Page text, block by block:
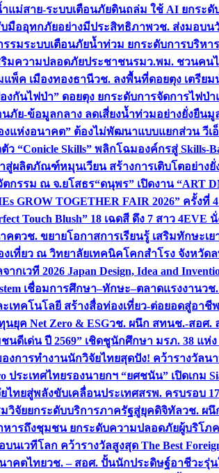
แม่สาย-ระบบเตือนภัยดินถล่ม ใช้ AI ยกระ
มืออุทกภัยอย่างมีประสิทธิภาพวช. ส่งมอบน
รรมระบบเตือนภัยน้ำท่วม ยกระดับการบริห
มความปลอดภัยประชาชนรมว.พม. ชวนคนไ
พ็ค เมืองทองธานีวช. ลงพื้นที่ดอยตุง เตรีย
กันไฟป่า” ดอยตุง ยกระดับการจัดการไฟป่
ภัย-ข้อมูลกลาง ลดเสี่ยงน้ำท่วมอย่างยั่งยืนมู
งแห่งอนาคต” ต้องไม่พัฒนาแบบแยกส่วน วี
ตัว “Conicle Skills” พลิกโฉมองค์กรสู่
าสู่ผลิตภัณฑ์หมุนเวียน สร้างการเติบโตอย่างยั่
กรรม ณ จ.ยโสธร“ดนุพร” เปิดงาน “ART
GROW TOGETHER FAIR 2026” ครั้
Touch Blush” 18 เฉดสี ดึง 7 สาว 4EVE
คตวช. ขยายโอกาสการเรียนรู้ เสริมทักษะเ
งเที่ยว ณ วิทยาลัยเทคนิคโคกสำโรง จังหวัด
กเวที 2026 Japan Design, Idea and
เชื่อมการศึกษา–ทักษะ–ตลาดแรงงานวช
เทคโนโลยี สร้างสื่อท่องเที่ยว-ต่อยอดสู่อาชีพ
ยุค Net Zero & ESGวช. ผนึก สทนช.-สอศ.
ดีเด่น ปี 2569” เชิดชูนักศึกษา มรภ. 38 แ
งการทำงานนักวิจัยไทยสุดปัง! คว้ารางวัลน
ประเทศไทยรองนายกฯ “ยศชนัน” เปิดเกม
ไทยสู่พลังขับเคลื่อนประเทศสรพ. ครบรอบ
วิจัยยกระดับบริการภาครัฐสู่ยุคดิจิทัลวช. ผนึ
หารถึงชุมชน ยกระดับความปลอดภัยผู้บริโภค
เวทีโลก คว้ารางวัลสูงสุด The Best
นาคตไทยวช. – สอศ. ปั้นนักประดิษฐ์อาชีวะรุ่น